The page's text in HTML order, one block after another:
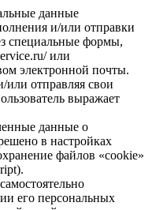
данные
и/или отправки
специальные формы,
или
электронной почты.
отправляя свои
выражает
данные о
в настройках
файлов «cookie»
его персональных